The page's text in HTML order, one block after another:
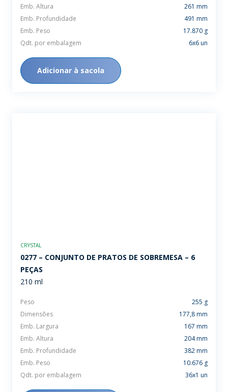
Emb. Altura
261 mm
Emb. Profundidade
491 mm
Emb. Peso
17.870 g
Qdt. por embalagem
6x6 un
Adicionar à sacola
CRYSTAL
0277 – CONJUNTO DE PRATOS DE SOBREMESA – 6
PEÇAS
210 ml
Peso
255 g
Dimensões
177,8 mm
Emb. Largura
167 mm
Emb. Altura
204 mm
Emb. Profundidade
382 mm
Emb. Peso
10.676 g
Qdt. por embalagem
36x1 un